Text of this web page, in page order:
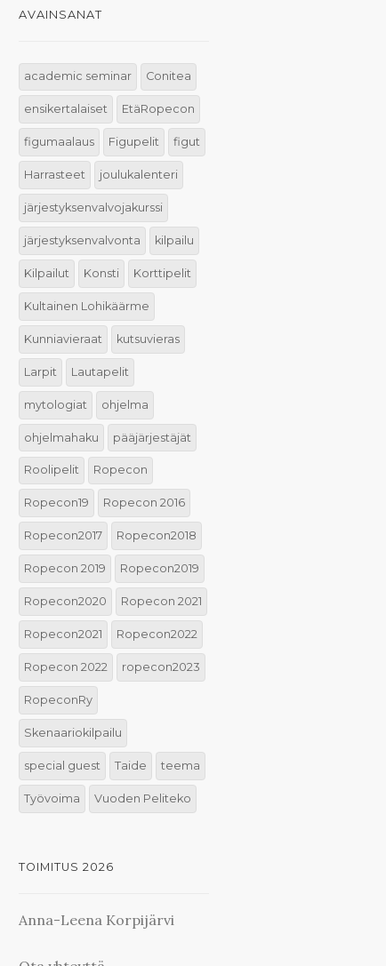
AVAINSANAT
academic seminar Conitea
ensikertalaiset EtäRopecon
figumaalaus Figupelit figut
Harrasteet joulukalenteri
järjestyksenvalvojakurssi
järjestyksenvalvonta kilpailu
Kilpailut Konsti Korttipelit
Kultainen Lohikäärme
Kunniavieraat kutsuvieras
Larpit Lautapelit
mytologiat ohjelma
ohjelmahaku pääjärjestäjät
Roolipelit Ropecon
Ropecon19 Ropecon 2016
Ropecon2017 Ropecon2018
Ropecon 2019 Ropecon2019
Ropecon2020 Ropecon 2021
Ropecon2021 Ropecon2022
Ropecon 2022 ropecon2023
RopeconRy
Skenaariokilpailu
special guest Taide teema
Työvoima Vuoden Peliteko
TOIMITUS 2026
Anna-Leena Korpijärvi